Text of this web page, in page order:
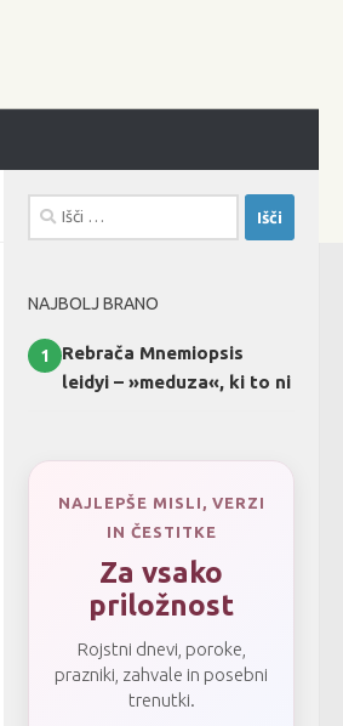
Išči:
NAJBOLJ BRANO
1
Rebrača Mnemiopsis
leidyi – »meduza«, ki to ni
NAJLEPŠE MISLI, VERZI
IN ČESTITKE
Za vsako
priložnost
Rojstni dnevi, poroke,
prazniki, zahvale in posebni
trenutki.